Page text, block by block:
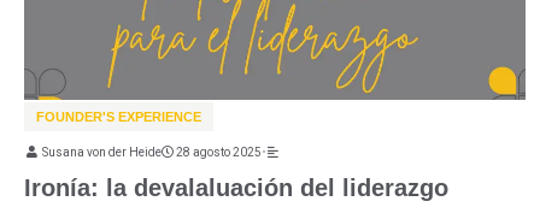
FOUNDER'S EXPERIENCE
Ironía: la devalaluación del liderazgo
Susana von der Heide 28 agosto 2025•